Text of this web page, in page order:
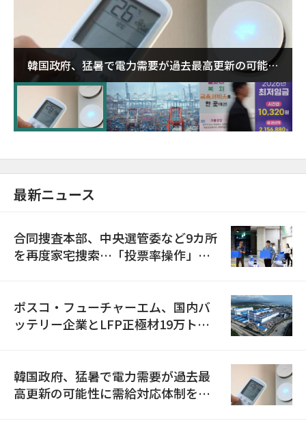
韓国政府、猛暑で電力需要が過去最高更新の可能性
に需給対応体制を点検
最新ニュース
合同捜査本部、中央選管委など9カ所
を再度家宅捜索…「投票率操作」の
ポスコ・フューチャーエム、国内バ
ッテリー企業とLFP正極材19万トン
韓国政府、猛暑で電力需要が過去最
高更新の可能性に需給対応体制を点